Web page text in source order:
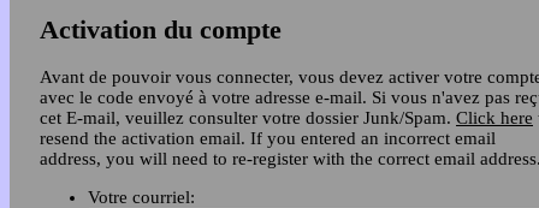
Activation du compte
Avant de pouvoir vous connecter, vous devez activer votre
avec le code envoyé à votre adresse e-mail. Si vous n'avez pas
cet E-mail, veuillez consulter votre dossier Junk/Spam. Click here
resend the activation email. If you entered an incorrect email
address, you will need to re-register with the correct email
Votre courriel: